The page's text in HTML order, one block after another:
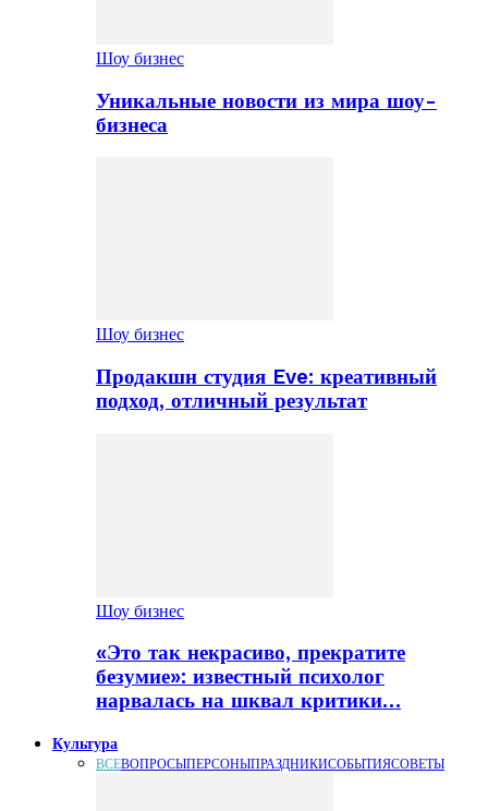
Шоу бизнес
Уникальные новости из мира шоу-
бизнеса
Шоу бизнес
Продакшн студия Eve: креативный
подход, отличный результат
Шоу бизнес
«Это так некрасиво, прекратите
безумие»: известный психолог
нарвалась на шквал критики…
Культура
ВСЕВОПРОСЫПЕРСОНЫПРАЗДНИКИСОБЫТИЯСОВЕТЫ